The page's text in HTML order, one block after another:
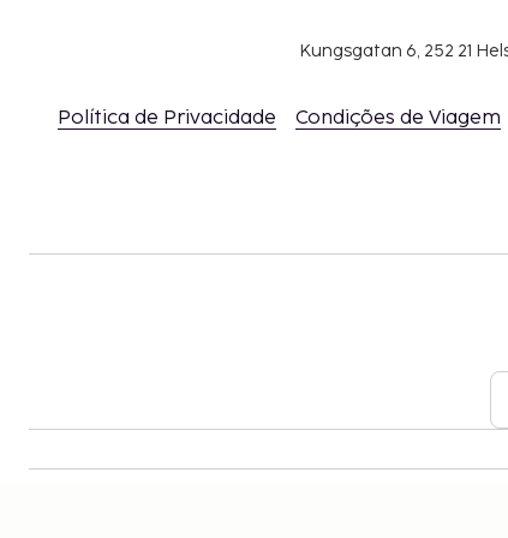
Kungsgatan 6, 252 21
Política de Privacidade Condições de Viagem